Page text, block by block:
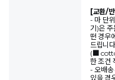
[교환/
- 마 단
기)은 주
떤 경우
드립니다.
(■
한 조건
- 오배송
있을 경